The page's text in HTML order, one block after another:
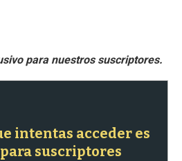
intentas acceder es
suscriptores